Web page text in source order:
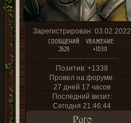
Зарегистрирован: 03.02.2022
СООБЩЕНИЙ:
2629
УВАЖЕНИЕ:
+1030
Позитив: +1338
Провел на форуме:
27 дней 17 часов
Последний визит:
Сегодня 21:46:44
Раго